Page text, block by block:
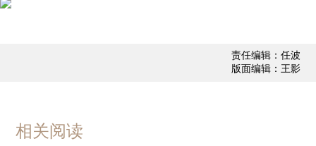
责任编辑：任波
版面编辑：王影
相关阅读